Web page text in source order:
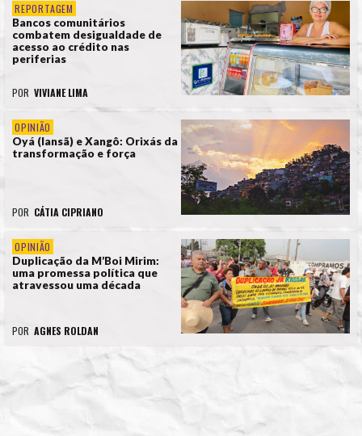
REPORTAGEM
Bancos comunitários
combatem desigualdade de
acesso ao crédito nas
periferias
POR VIVIANE LIMA
OPINIÃO
Oyá (Iansã) e Xangô: Orixás da
transformação e força
POR CÁTIA CIPRIANO
OPINIÃO
Duplicação da M’Boi Mirim:
uma promessa política que
atravessou uma década
POR AGNES ROLDAN